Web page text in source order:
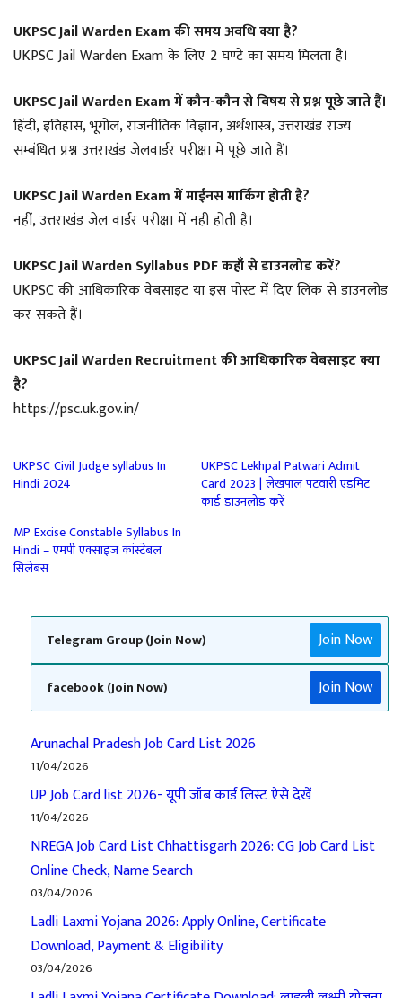
UKPSC Jail Warden Exam की समय अवधि क्या है?
UKPSC Jail Warden Exam के लिए 2 घण्टे का समय मिलता है।
UKPSC Jail Warden Exam में कौन-कौन से विषय से प्रश्न पूछे जाते हैं।
हिंदी, इतिहास, भूगोल, राजनीतिक विज्ञान, अर्थशास्त्र, उत्तराखंड राज्य
सम्बंधित प्रश्न उत्तराखंड जेलवार्डर परीक्षा में पूछे जाते हैं।
UKPSC Jail Warden Exam में माईनस मार्किंग होती है?
नहीं, उत्तराखंड जेल वार्डर परीक्षा में नही होती है।
UKPSC Jail Warden Syllabus PDF कहाँ से डाउनलोड करें?
UKPSC की आधिकारिक वेबसाइट या इस पोस्ट में दिए लिंक से डाउनलोड
कर सकते हैं।
UKPSC Jail Warden Recruitment की आधिकारिक वेबसाइट क्या
है?
https://psc.uk.gov.in/
UKPSC Civil Judge syllabus In
Hindi 2024
UKPSC Lekhpal Patwari Admit
Card 2023 | लेखपाल पटवारी एडमिट
कार्ड डाउनलोड करें
MP Excise Constable Syllabus In
Hindi – एमपी एक्साइज कांस्टेबल
सिलेबस
Telegram Group (Join Now) Join Now
facebook (Join Now) Join Now
Arunachal Pradesh Job Card List 2026
11/04/2026
UP Job Card list 2026- यूपी जॉब कार्ड लिस्ट ऐसे देखें
11/04/2026
NREGA Job Card List Chhattisgarh 2026: CG Job Card List
Online Check, Name Search
03/04/2026
Ladli Laxmi Yojana 2026: Apply Online, Certificate
Download, Payment & Eligibility
03/04/2026